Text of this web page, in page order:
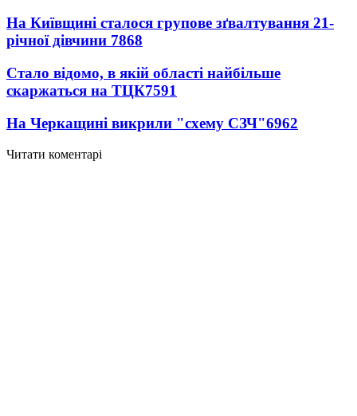
На Київщині сталося групове зґвалтування 21-
річної дівчини 7868
Стало відомо, в якій області найбільше
скаржаться на ТЦК7591
На Черкащині викрили "схему СЗЧ"6962
Читати коментарі